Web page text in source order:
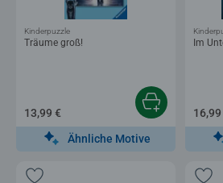
Träume groß!
Kinderpuzzle
13,99 €
Ähnliche Motive
Im